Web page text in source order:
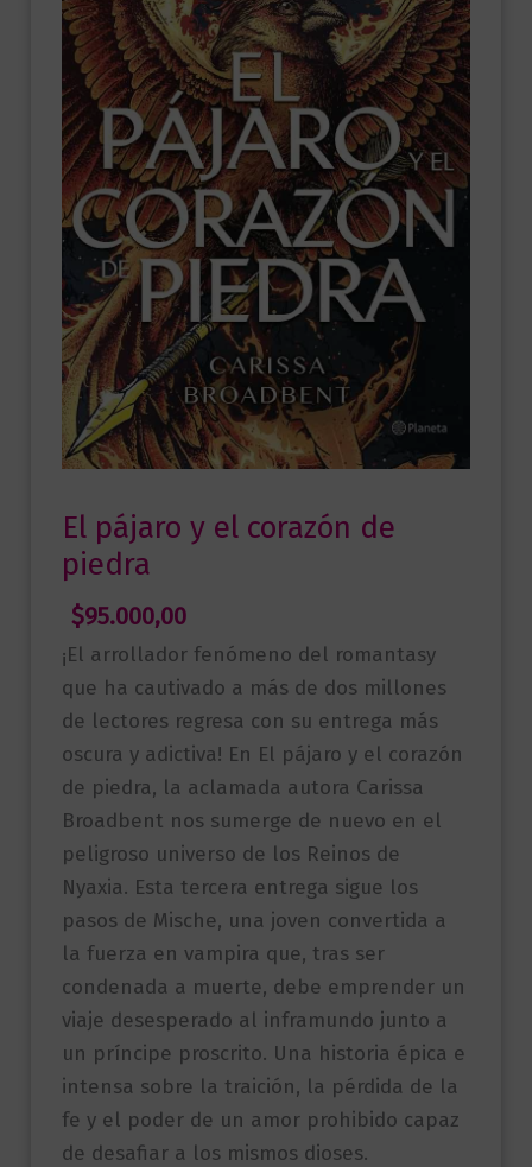
El pájaro y el corazón de
piedra
$95.000,00
¡El arrollador fenómeno del romantasy
que ha cautivado a más de dos millones
de lectores regresa con su entrega más
oscura y adictiva! En El pájaro y el corazón
de piedra, la aclamada autora Carissa
Broadbent nos sumerge de nuevo en el
peligroso universo de los Reinos de
Nyaxia. Esta tercera entrega sigue los
pasos de Mische, una joven convertida a
la fuerza en vampira que, tras ser
condenada a muerte, debe emprender un
viaje desesperado al inframundo junto a
un príncipe proscrito. Una historia épica e
intensa sobre la traición, la pérdida de la
fe y el poder de un amor prohibido capaz
de desafiar a los mismos dioses.